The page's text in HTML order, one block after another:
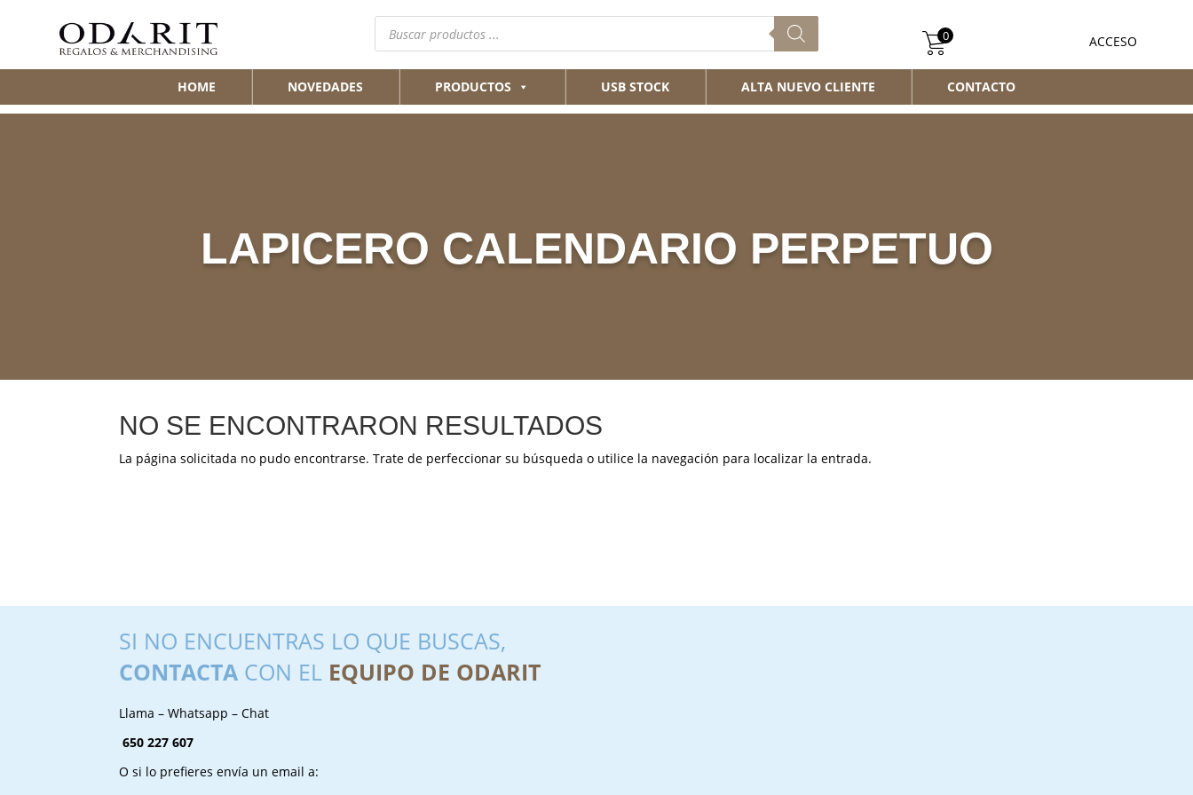
Búsqueda
productos ACCESO
0
HOME NOVEDADES PRODUCTOS USB STOCK ALTA NUEVO CLIENTE CONTACTO
LAPICERO CALENDARIO PERPETUO
NO SE ENCONTRARON RESULTADOS
La página solicitada no pudo encontrarse. Trate de perfeccionar su búsqueda o utilice la navegación para localizar la entrada.
SI NO ENCUENTRAS LO QUE BUSCAS,
CONTACTA CON EL EQUIPO DE ODARIT
Llama – Whatsapp – Chat
650 227 607
O si lo prefieres envía un email a: